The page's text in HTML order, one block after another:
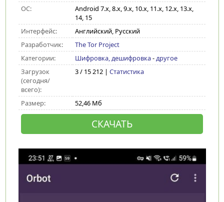
ОС:
Android 7.x, 8.x, 9.x, 10.x, 11.x, 12.x, 13.x,
14, 15
Интерфейс:
Английский, Русский
Разработчик:
The Tor Project
Категории:
Шифровка, дешифровка-другое
Загрузок
(сегодня/
всего):
3 / 15 212 | Статистика
Размер: 52,46 Мб
СКАЧАТЬ